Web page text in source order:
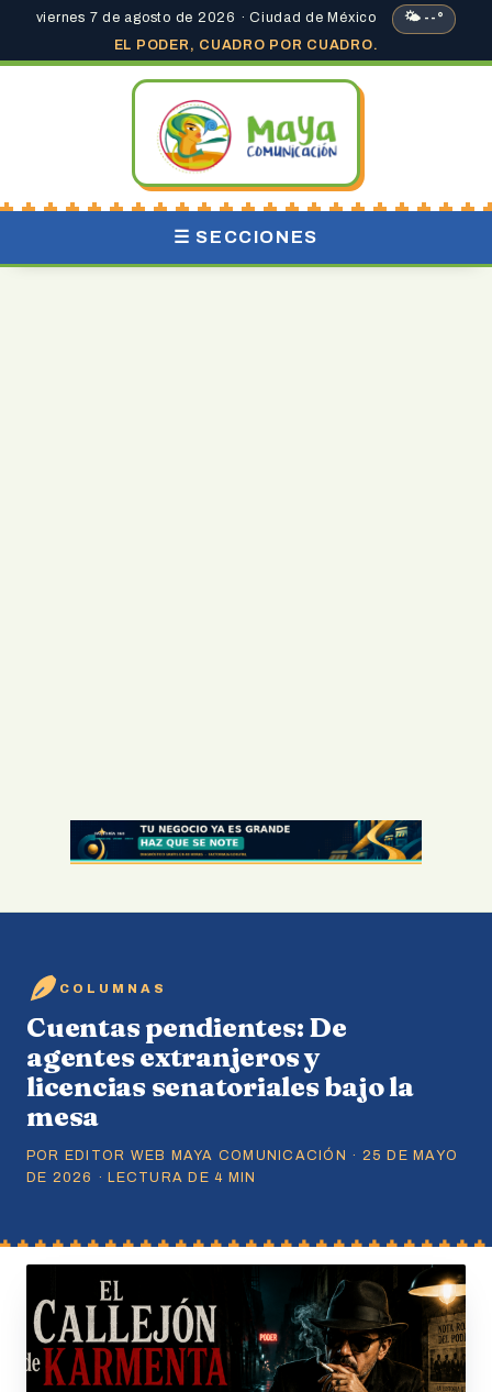
viernes 7 de agosto de 2026 · Ciudad de México
🌤 --°
EL PODER, CUADRO POR CUADRO.
☰ SECCIONES
COLUMNAS
Cuentas pendientes: De
agentes extranjeros y
licencias senatoriales bajo la
mesa
POR EDITOR WEB MAYA COMUNICACIÓN · 25 DE MAYO
DE 2026 · LECTURA DE 4 MIN